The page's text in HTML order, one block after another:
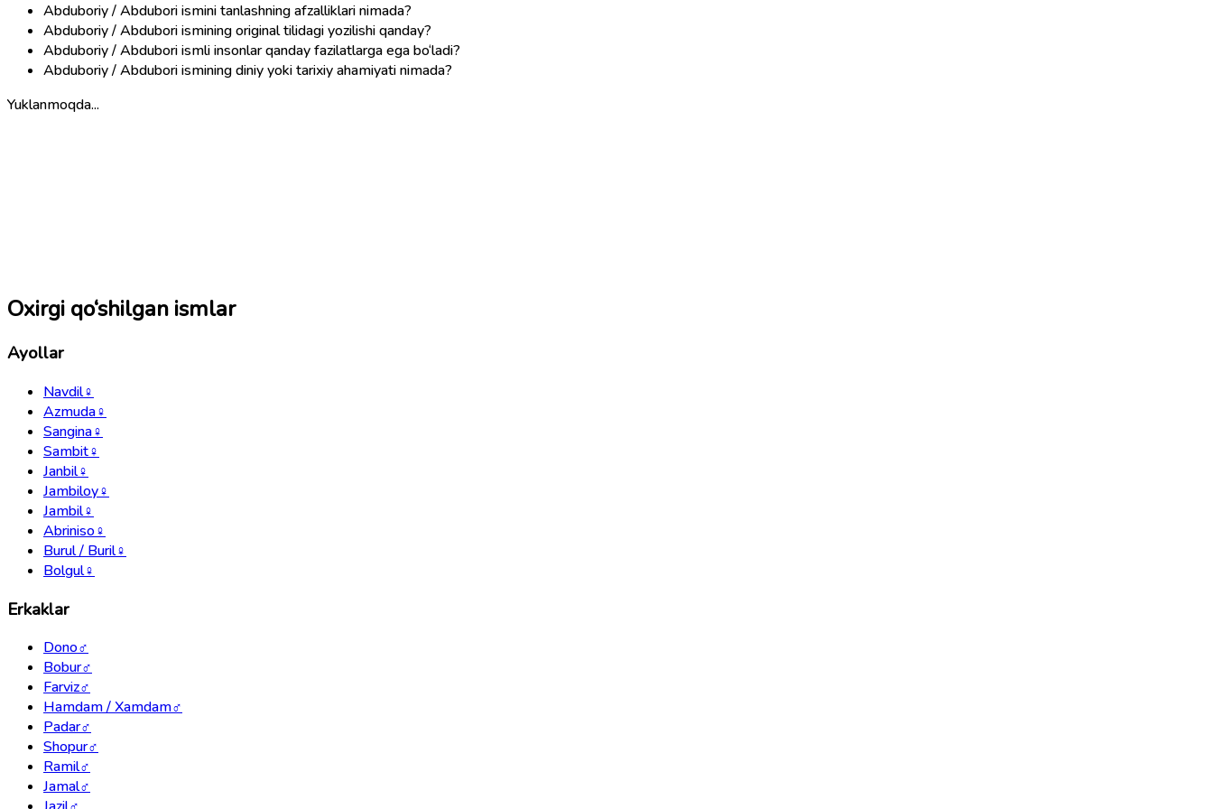
Abduboriy / Abdubori ismini tanlashning afzalliklari nimada?
Abduboriy / Abdubori ismining original tilidagi yozilishi qanday?
Abduboriy / Abdubori ismli insonlar qanday fazilatlarga ega bo‘ladi?
Abduboriy / Abdubori ismining diniy yoki tarixiy ahamiyati nimada?
Yuklanmoqda...
Oxirgi qo‘shilgan ismlar
Ayollar
Navdil♀
Azmuda♀
Sangina♀
Sambit♀
Janbil♀
Jambiloy♀
Jambil♀
Abriniso♀
Burul / Buril♀
Bolgul♀
Erkaklar
Dono♂
Bobur♂
Farviz♂
Hamdam / Xamdam♂
Padar♂
Shopur♂
Ramil♂
Jamal♂